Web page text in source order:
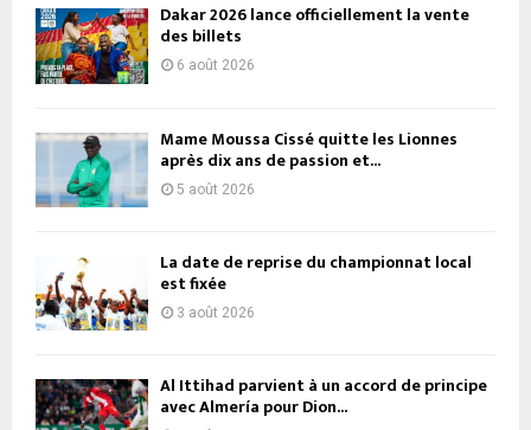
Dakar 2026 lance officiellement la vente
des billets
6 août 2026
Mame Moussa Cissé quitte les Lionnes
après dix ans de passion et...
5 août 2026
La date de reprise du championnat local
est fixée
3 août 2026
Al Ittihad parvient à un accord de principe
avec Almería pour Dion...